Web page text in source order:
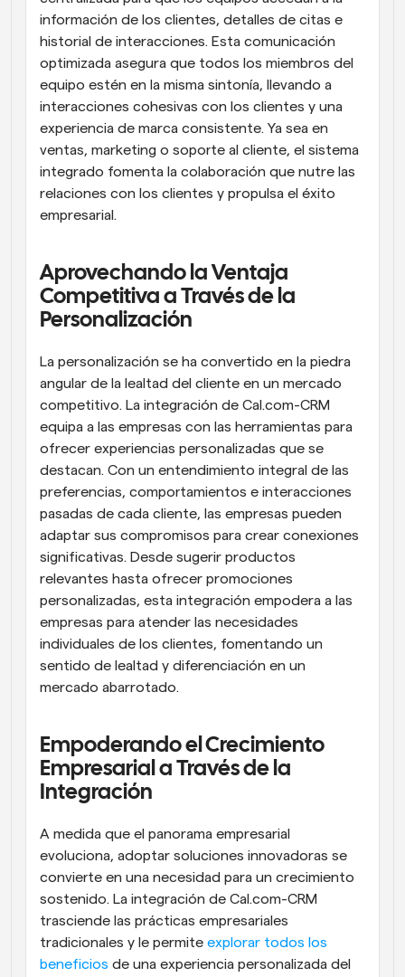
información de los clientes, detalles de citas e
historial de interacciones. Esta comunicación
optimizada asegura que todos los miembros del
equipo estén en la misma sintonía, llevando a
interacciones cohesivas con los clientes y una
experiencia de marca consistente. Ya sea en
ventas, marketing o soporte al cliente, el sistema
integrado fomenta la colaboración que nutre las
relaciones con los clientes y propulsa el éxito
empresarial.
Aprovechando la Ventaja
Competitiva a Través de la
Personalización
La personalización se ha convertido en la piedra
angular de la lealtad del cliente en un mercado
competitivo. La integración de Cal.com-CRM
equipa a las empresas con las herramientas para
ofrecer experiencias personalizadas que se
destacan. Con un entendimiento integral de las
preferencias, comportamientos e interacciones
pasadas de cada cliente, las empresas pueden
adaptar sus compromisos para crear conexiones
significativas. Desde sugerir productos
relevantes hasta ofrecer promociones
personalizadas, esta integración empodera a las
empresas para atender las necesidades
individuales de los clientes, fomentando un
sentido de lealtad y diferenciación en un
mercado abarrotado.
Empoderando el Crecimiento
Empresarial a Través de la
Integración
A medida que el panorama empresarial
evoluciona, adoptar soluciones innovadoras se
convierte en una necesidad para un crecimiento
sostenido. La integración de Cal.com-CRM
trasciende las prácticas empresariales
tradicionales y le permite explorar todos los
beneficios de una experiencia personalizada del